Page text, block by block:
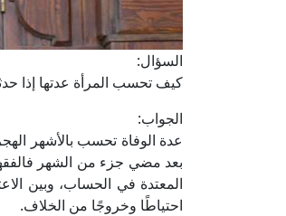
السؤال:
كيف تحسب المرأة عدتها إذا
الجواب:
عدة الوفاة تحسب بالأشهر
بعد مضي جزء من الشهر فالفقهاء
المعتدة في الحساب، وبين
احتياطًا وخروجًا من الخلاف.